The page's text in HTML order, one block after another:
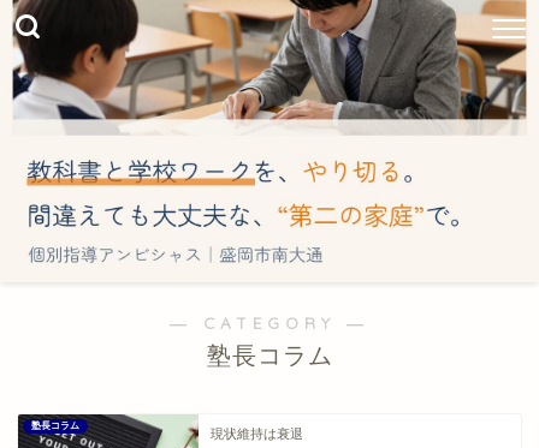
― CATEGORY ―
塾長コラム
塾長コラム
現状維持は衰退